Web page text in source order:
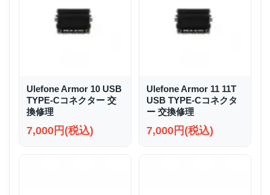
Ulefone Armor 10 USB
TYPE-Cコネクター 交
換修理
7,000円(税込)
Ulefone Armor 11 11T
USB TYPE-Cコネクタ
ー 交換修理
7,000円(税込)